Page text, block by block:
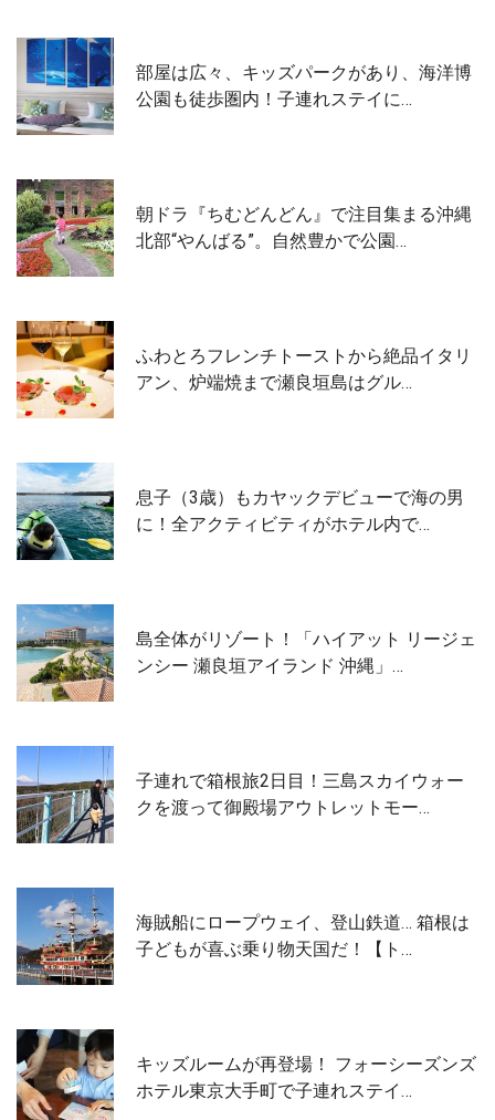
部屋は広々、キッズパークがあり、海洋博
公園も徒歩圏内！子連れステイに…
朝ドラ『ちむどんどん』で注目集まる沖縄
北部“やんばる”。自然豊かで公園…
ふわとろフレンチトーストから絶品イタリ
アン、炉端焼まで瀬良垣島はグル…
息子（3歳）もカヤックデビューで海の男
に！全アクティビティがホテル内で…
島全体がリゾート！「ハイアット リージェ
ンシー 瀬良垣アイランド 沖縄」…
子連れで箱根旅2日目！三島スカイウォー
クを渡って御殿場アウトレットモー…
海賊船にロープウェイ、登山鉄道… 箱根は
子どもが喜ぶ乗り物天国だ！【ト…
キッズルームが再登場！ フォーシーズンズ
ホテル東京大手町で子連れステイ…